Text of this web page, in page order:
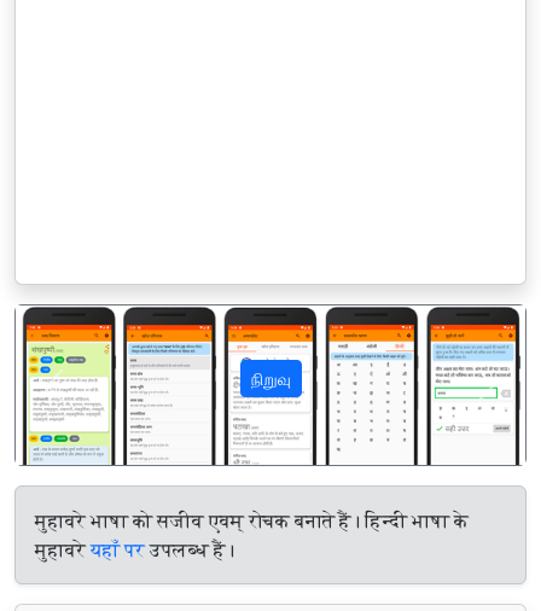
நிறுவு
पिछला अगला
मुहावरे भाषा को सजीव एवम् रोचक बनाते हैं। हिन्दी भाषा के
मुहावरेयहाँ परउपलब्ध हैं।